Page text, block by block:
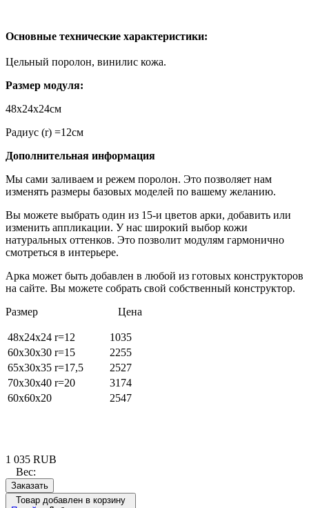
Основные технические характеристики:
Цельный поролон, винилис кожа.
Размер модуля:
48х24х24см
Радиус (r) =12см
Дополнительная информация
Мы сами заливаем и режем поролон. Это позволяет нам
изменять размеры базовых моделей по вашему желанию.
Вы можете выбрать один из 15-и цветов арки, добавить или
изменить аппликации. У нас широкий выбор кожи
натуральных оттенков. Это позволит модулям гармонично
смотреться в интерьере.
Арка может быть добавлен в любой из готовых конструкторов
на сайте. Вы можете собрать свой собственный конструктор.
Размер Цена
48х24х24 r=12
1035
60x30x30 r=15
2255
65x30x35 r=17,5
2527
70x30x40 r=20
3174
60x60x20
2547
1 035 RUB
Вес:
Заказать
Товар добавлен в корзину